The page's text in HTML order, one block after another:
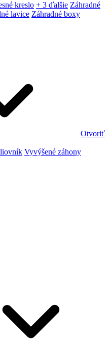
kreslo + 3 ďalšie Záhradné
lavice Záhradné boxy
Otvoriť
Vyvýšené záhony